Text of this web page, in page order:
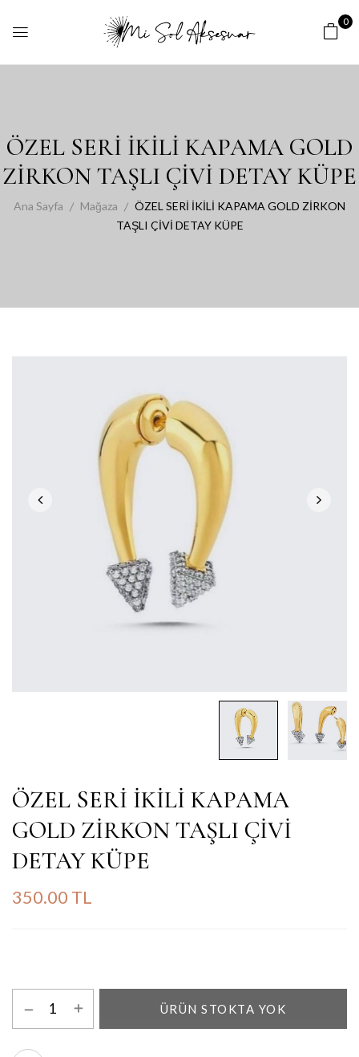
0
ÖZEL SERİ İKİLİ KAPAMA GOLD
ZİRKON TAŞLI ÇİVİ DETAY KÜPE
Ana Sayfa Mağaza
ÖZEL SERİ İKİLİ KAPAMA GOLD ZİRKON
TAŞLI ÇİVİ DETAY KÜPE
ÖZEL SERİ İKİLİ KAPAMA
GOLD ZİRKON TAŞLI ÇİVİ
DETAY KÜPE
350.00 TL
ÜRÜN STOKTA YOK